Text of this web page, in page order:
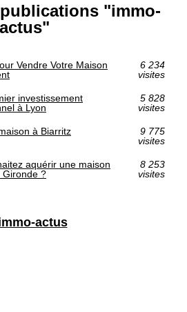
"immo-
actus"
Vendre Votre Maison
6 234
visites
investissement
à Lyon
5 828
visites
à Biarritz
9 775
visites
aquérir une maison
Gironde ?
8 253
visites
actus